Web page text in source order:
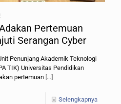
Pertemuan
Serangan Cyber
Penunjang Akademik Teknologi
TIK) Universitas Pendidikan
pertemuan […]
Selengkapnya